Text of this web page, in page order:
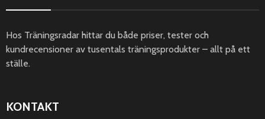
Hos Träningsradar hittar du både priser, tester och
kundrecensioner av tusentals träningsprodukter – allt på ett
ställe.
KONTAKT